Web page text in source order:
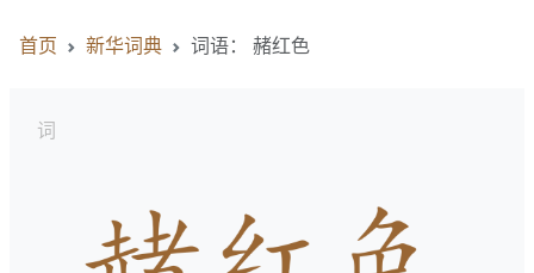
首页 新华词典 词语： 赭红色
词